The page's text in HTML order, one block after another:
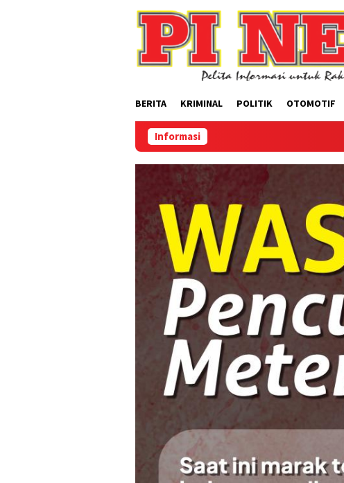
BERITA KRIMINAL POLITIK OTOMOTIF
Informasi